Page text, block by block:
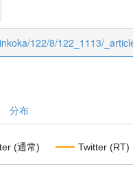
122/8/122_1113/
分布
(通常) Twitter (RT)